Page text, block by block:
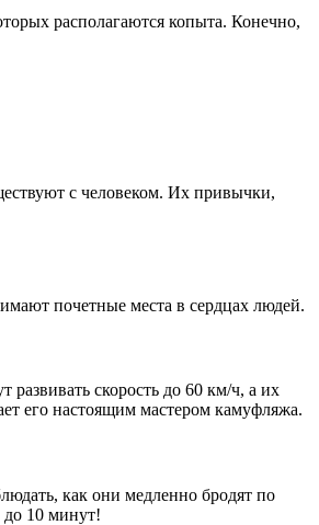
располагаются копыта. Конечно,
с человеком. Их привычки,
почетные места в сердцах людей.
скорость до 60 км/ч, а их
его настоящим мастером камуфляжа.
как они медленно бродят по
до 10 минут!